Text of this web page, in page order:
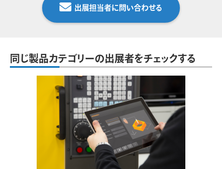
出展担当者に問い合わせる
同じ製品カテゴリーの出展者をチェックする